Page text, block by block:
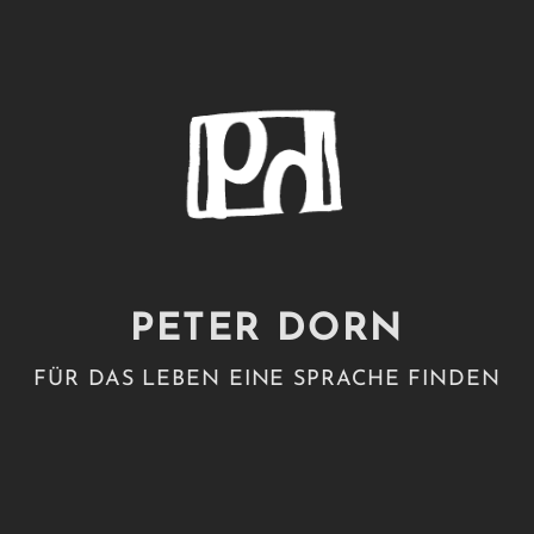
PETER DORN
FÜR DAS LEBEN EINE SPRACHE FINDEN